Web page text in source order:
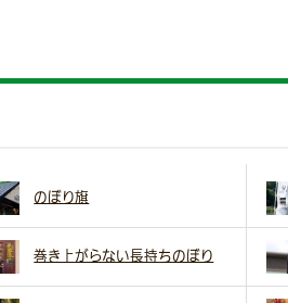
のぼり旗
巻き上がらない長持ちのぼり